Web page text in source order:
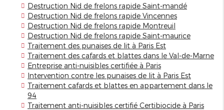
Destruction Nid de frelons rapide Saint-mandé
Destruction Nid de frelons rapide Vincennes
Destruction Nid de frelons rapide Montreuil
Destruction Nid de frelons rapide Saint-maurice
Traitement des punaises de lit à Paris Est
Traitement des cafards et blattes dans le Val-de-Marne
Entreprise anti-nuisibles certifiée à Paris
Intervention contre les punaises de lit à Paris Est
Traitement cafards et blattes en appartement dans le
94
Traitement anti-nuisibles certifié Certibiocide à Paris